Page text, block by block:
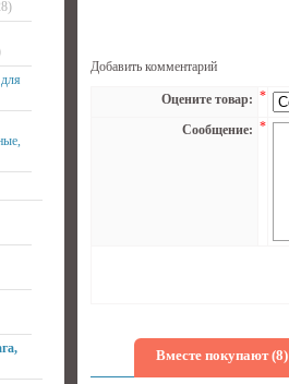
Добавить комментарий
Оцените товар: *
Сообщение: *
Вместе покупают (8)